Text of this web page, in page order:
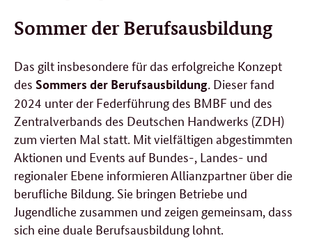
Sommerder Berufsausbildung
Das gilt insbesondere für das erfolgreiche Konzept
des Sommers der Berufsausbildung Dieser fand
2024 unter der Federführung des BMBF und des
Zentralverbands des Deutschen Handwerks (ZDH)
zum vierten Mal statt. Mit vielfältigen abgestimmten
Aktionen und Events auf Bundes-, Landes- und
regionaler Ebene informieren Allianzpartner über die
berufliche Bildung. Sie bringen Betriebe und
Jugendliche zusammen und zeigen gemeinsam, dass
sich eine duale Berufsausbildung lohnt.